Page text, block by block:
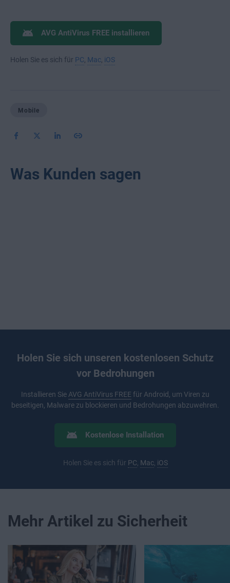
AVG AntiVirus FREE installieren
Holen Sie es sich für PC Mac iOS
Mobile
Was Kunden sagen
Holen Sie sich unseren kostenlosen Schutz
vor Bedrohungen
Installieren Sie AVG AntiVirus FREE für Android, um Viren zu
beseitigen, Malware zu blockieren und Bedrohungen abzuwehren.
Kostenlose Installation
Holen Sie es sich für PC Mac, iOS
Mehr Artikel zu Sicherheit